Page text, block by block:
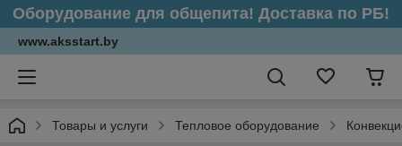
Оборудование для общепита! Доставка по РБ!
www.aksstart.by
Товары и услуги Тепловое оборудование